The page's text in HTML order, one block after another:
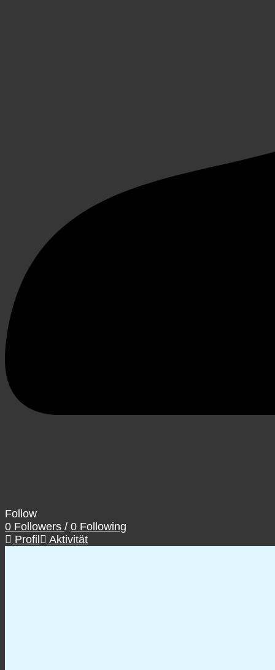
Follow
0 Followers / 0 Following
Profil
Aktivität